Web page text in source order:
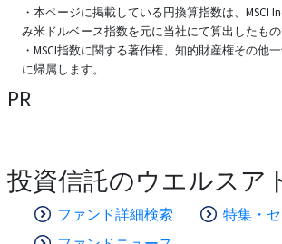
・本ページに掲載している円換算指数は、MSCI
み米ドルベース指数を元に当社にて算出したもの
・MSCI指数に関する著作権、知的財産権その他
に帰属します。
PR
投資信託のウエルスア
ファンド詳細検索
特集・